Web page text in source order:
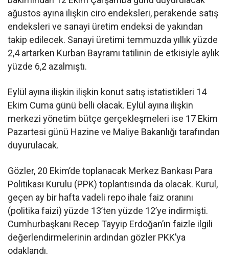
ağustos ayına ilişkin ciro endeksleri, perakende satış
endeksleri ve sanayi üretim endeksi de yakından
takip edilecek. Sanayi üretimi temmuzda yıllık yüzde
2,4 artarken Kurban Bayramı tatilinin de etkisiyle aylık
yüzde 6,2 azalmıştı.
Eylül ayına ilişkin ilişkin konut satış istatistikleri 14
Ekim Cuma günü belli olacak. Eylül ayına ilişkin
merkezi yönetim bütçe gerçekleşmeleri ise 17 Ekim
Pazartesi günü Hazine ve Maliye Bakanlığı tarafından
duyurulacak.
Gözler, 20 Ekim’de toplanacak Merkez Bankası Para
Politikası Kurulu (PPK) toplantısında da olacak. Kurul,
geçen ay bir hafta vadeli repo ihale faiz oranını
(politika faizi) yüzde 13’ten yüzde 12’ye indirmişti.
Cumhurbaşkanı Recep Tayyip Erdoğan’ın faizle ilgili
değerlendirmelerinin ardından gözler PKK’ya
odaklandı.